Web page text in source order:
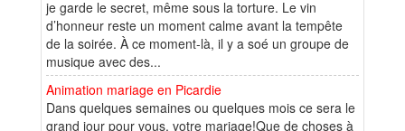
je garde le secret, même sous la torture. Le vin
d’honneur reste un moment calme avant la tempête
de la soirée. À ce moment-là, il y a soé un groupe de
musique avec des...
Animation mariage en Picardie
Dans quelques semaines ou quelques mois ce sera le
grand jour pour vous, votre mariage!Que de choses à